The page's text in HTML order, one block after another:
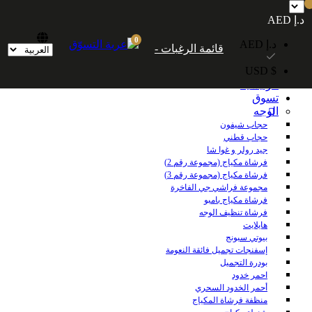
درهمًا إماراتيًا. شحن مجاني عالميًا للطلبات التي تزيد قيمتها عن 600 درهم إماراتي.
تسوق
الوجه
حجاب شيفون
حجاب قطني
جيد رولر و غوا شا
فرشاة مكياج (مجموعة رقم 2)
فرشاة مكياج (مجموعة رقم 3)
مجموعة فراشي جي الفاخرة
فرشاة مكياج بامبو
فرشاة تنظيف الوجه
هايلايت
بيوتي سبونج
إسفنجات تجميل فائقة النعومة
بودرة التجميل
احمر خدود
أحمر الخدود السحري
منظفة فرشاة المكياج
د.إ AED
د.إ AED
$ USD
قائمة الرغبات -
0